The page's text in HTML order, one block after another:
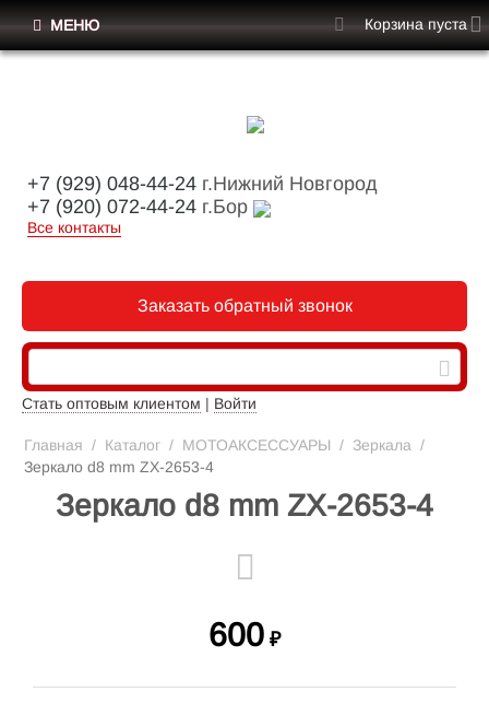
+7 (929) 048-44-24 г.Нижний Новгород
+7 (920) 072-44-24 г.Бор
Все контакты
Заказать обратный звонок
Стать оптовым клиентом | Войти
МЕНЮ Корзина пуста
Главная / Каталог / МОТОАКСЕССУАРЫ / Зеркала /
Зеркало d8 mm ZX-2653-4
Зеркало d8 mm ZX-2653-4
600 ₽